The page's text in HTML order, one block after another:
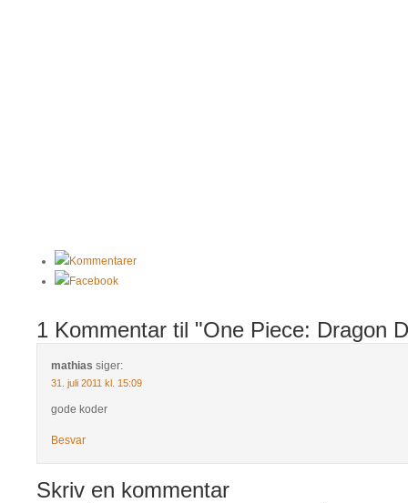
Kommentarer
Facebook
1 Kommentar til "One Piece: Dragon
mathias siger:
31. juli 2011 kl. 15:09
gode koder
Besvar
Skriv en kommentar